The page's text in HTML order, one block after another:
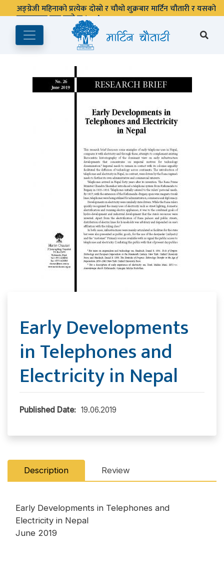
Early Developments
in Telephones and
Electricity in Nepal
Published Date: 19.06.2019
Description Review
Early Developments in Telephones and
Electricity in Nepal
June 2019